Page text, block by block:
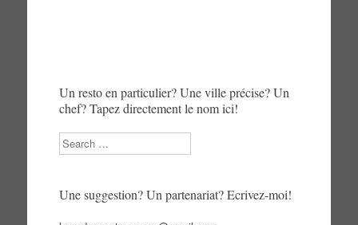
Un resto en particulier? Une ville précise? Un
chef? Tapez directement le nom ici!
Search
Une suggestion? Un partenariat? Ecrivez-moi!